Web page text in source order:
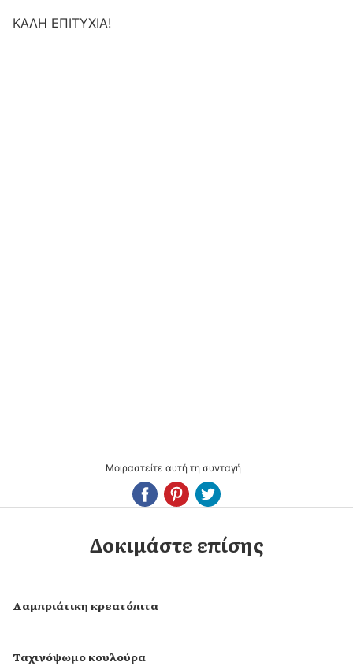
ΚΑΛΗ ΕΠΙΤΥΧΙΑ!
Μοιραστείτε αυτή τη συνταγή
Δοκιμάστε επίσης
Λαμπριάτικη κρεατόπιτα
Ταχινόψωμο κουλούρα